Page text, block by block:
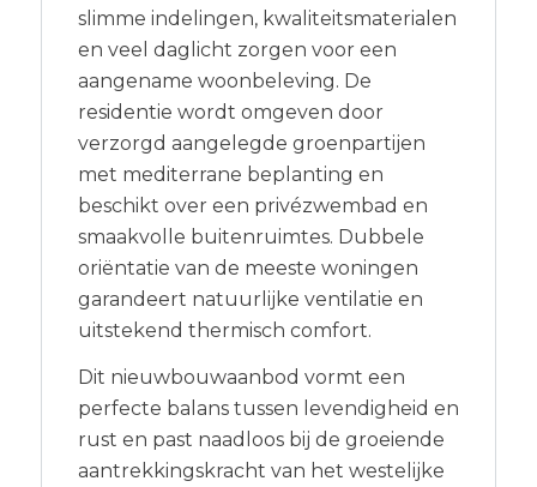
slimme indelingen, kwaliteitsmaterialen
en veel daglicht zorgen voor een
aangename woonbeleving. De
residentie wordt omgeven door
verzorgd aangelegde groenpartijen
met mediterrane beplanting en
beschikt over een privézwembad en
smaakvolle buitenruimtes. Dubbele
oriëntatie van de meeste woningen
garandeert natuurlijke ventilatie en
uitstekend thermisch comfort.
Dit nieuwbouwaanbod vormt een
perfecte balans tussen levendigheid en
rust en past naadloos bij de groeiende
aantrekkingskracht van het westelijke